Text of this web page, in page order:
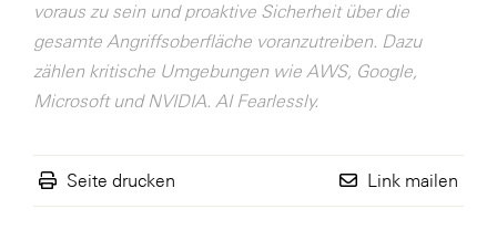
voraus zu sein und proaktive Sicherheit über die
gesamte Angriffsoberfläche voranzutreiben. Dazu
zählen kritische Umgebungen wie AWS, Google,
Microsoft und NVIDIA. AI Fearlessly.
Seite drucken Link mailen